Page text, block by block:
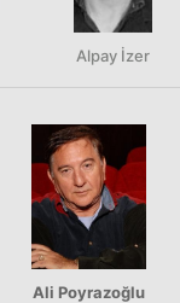
Alpay İzer
Ali Poyrazoğlu